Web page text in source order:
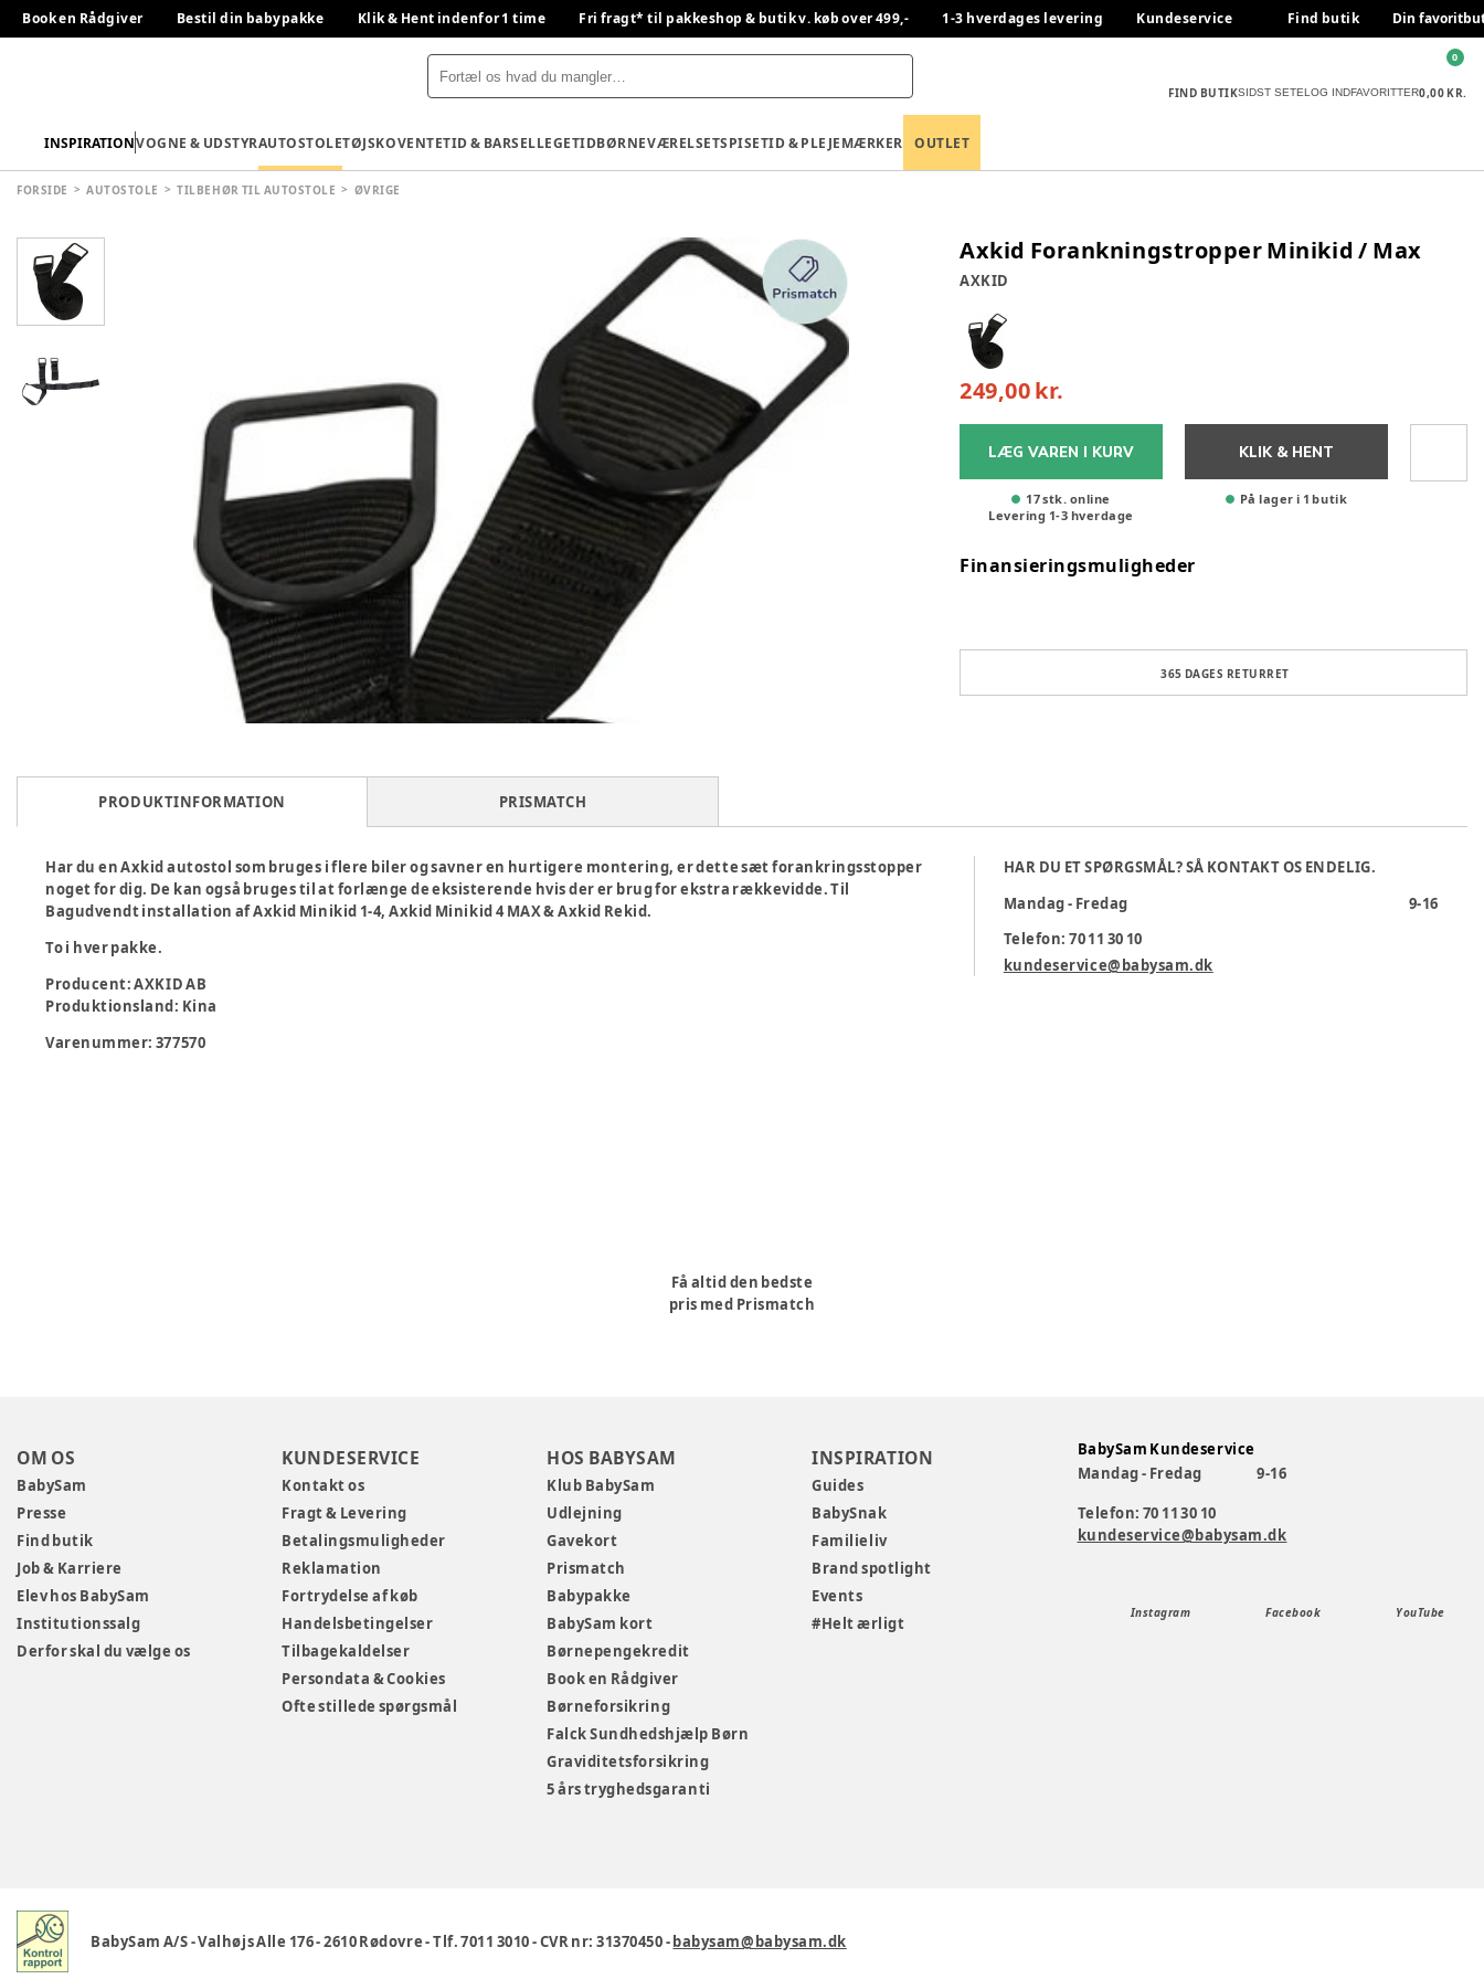
Book en Rådgiver Bestil din babypakke Klik & Hent indenfor 1 time Fri fragt* til pakkeshop & butik v. køb over 499,- 1-3 hverdages levering Kundeservice Find butik Din
FIND BUTIKSIDST SETELOG INDFAVORITTER0,00 KR.
0
INSPIRATIONVOGNE & UDSTYRAUTOSTOLETØJSKOVENTETID & BARSELLEGETIDBØRNEVÆRELSETSPISETID & PLEJEMÆRKER OUTLET
FORSIDE AUTOSTOLE TILBEHØR TIL AUTOSTOLE ØVRIGE
Axkid Forankningstropper Minikid / Max
AXKID
249,00 kr.
LÆG VAREN I KURV
17 stk. online
Levering 1-3 hverdage
KLIK & HENT
På lager i 1 butik
Finansieringsmuligheder
365 DAGES RETURRET
PRODUKTINFORMATION PRISMATCH
Har du en Axkid autostol som bruges i flere biler og savner en hurtigere montering, er dette sæt forankringsstopper
noget for dig. De kan også bruges til at forlænge de eksisterende hvis der er brug for ekstra rækkevidde. Til
Bagudvendt installation af Axkid Minikid 1-4, Axkid Minikid 4 MAX & Axkid Rekid.
To i hver pakke.
Producent:AXKID AB
Produktionsland: Kina
Varenummer: 377570
HAR DU ET SPØRGSMÅL? SÅ KONTAKT OS ENDELIG.
Mandag - Fredag
9-16
Telefon: 70 11 30 10
kundeservice@babysam.dk
Få altid den bedste
pris med Prismatch
OM OS
BabySam
Presse
Find butik
Job & Karriere
Elev hos BabySam
Institutionssalg
Derfor skal du vælge os
KUNDESERVICE
Kontakt os
Fragt & Levering
Betalingsmuligheder
Reklamation
Fortrydelse af køb
Handelsbetingelser
Tilbagekaldelser
Persondata & Cookies
Ofte stillede spørgsmål
HOS BABYSAM
Klub BabySam
Udlejning
Gavekort
Prismatch
Babypakke
BabySam kort
Børnepengekredit
Book en Rådgiver
Børneforsikring
Falck Sundhedshjælp Børn
Graviditetsforsikring
5 års tryghedsgaranti
INSPIRATION
Guides
BabySnak
Familieliv
Brand spotlight
Events
#Helt ærligt
BabySam Kundeservice
Mandag - Fredag
9-16
Telefon: 70 11 30 10
kundeservice@babysam.dk
Instagram Facebook YouTube
BabySam A/S-Valhøjs Alle 176-2610 Rødovre-Tlf. 7011 3010-CVR nr: 31370450-babysam@babysam.dk